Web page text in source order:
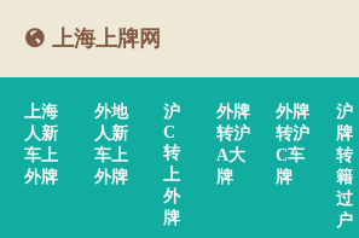
上海上牌网
上海
人新
车上
外牌
外地
人新
车上
外牌
沪
C
转
上
外
牌
外牌
转沪
A大
牌
外牌
转沪
C车
牌
沪
牌
转
籍
过
户